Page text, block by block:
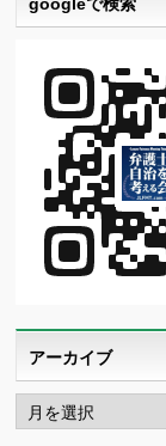
googleで検索
アーカイブ
ア
ー
カ